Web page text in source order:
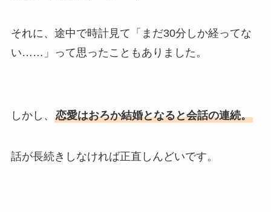
それに、途中で時計見て「まだ30分しか経ってな
い……」って思ったこともありました。
しかし、 恋愛はおろか結婚となると会話の連続。
話が長続きしなければ正直しんどいです。